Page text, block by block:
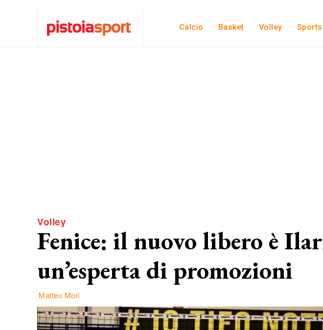
Calcio Basket Volley Sports
Volley
Fenice: il nuovo libero è
un’esperta di promozioni
Matteo Mori